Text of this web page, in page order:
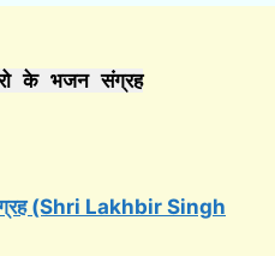
के भजन संग्रह
(Shri Lakhbir Singh